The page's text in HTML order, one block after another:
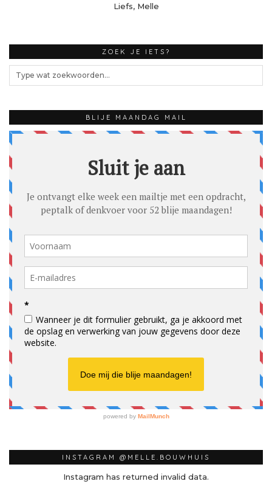
Liefs, Melle
ZOEK JE IETS?
BLIJE MAANDAG MAIL
INSTAGRAM @MELLE.BOUWHUIS
Instagram has returned invalid data.